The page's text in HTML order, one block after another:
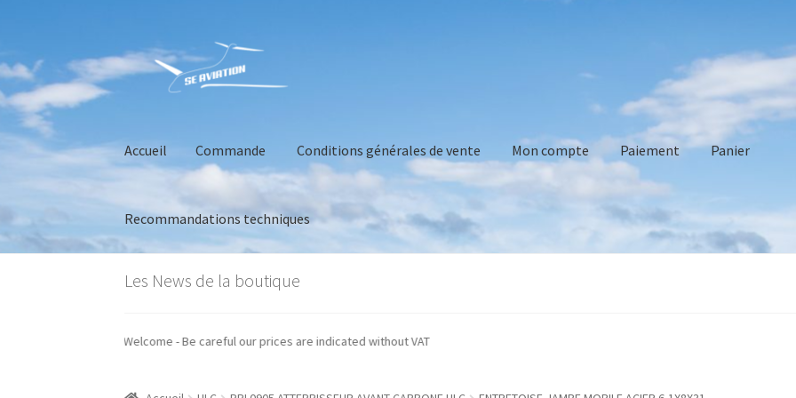
Aller
à
Aller
au
contenu
Accueil Commande Conditions générales de vente Mon compte Paiement Panier
Recommandations techniques
AccueilCommandeConditions générales de vente
Les News de la boutique
prix sont indiqués hors taxes - Welcome - Be careful our prices are indicated without VAT